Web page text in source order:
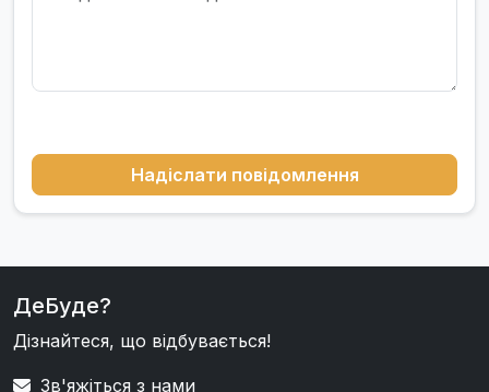
Надіслати повідомлення
ДеБуде?
Дізнайтеся, що відбувається!
Зв'яжіться з нами